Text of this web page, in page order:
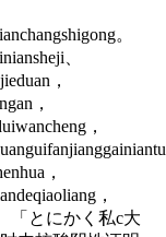
。
、
，
，
，
，
，
「とにかく私c大